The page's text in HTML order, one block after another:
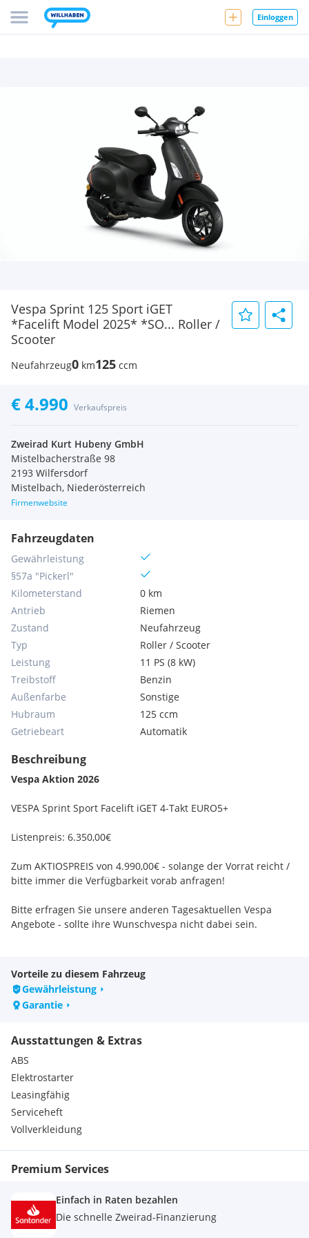
Einloggen
Vespa Sprint 125 Sport iGET
*Facelift Model 2025* *SO... Roller /
Scooter
Neufahrzeug0 km125 ccm
€ 4.990 Verkaufspreis
Zweirad Kurt Hubeny GmbH
Mistelbacherstraße 98
2193 Wilfersdorf
Mistelbach, Niederösterreich
Firmenwebsite
Fahrzeugdaten
Gewährleistung
§57a "Pickerl"
Kilometerstand
0 km
Antrieb
Riemen
Zustand
Neufahrzeug
Typ
Roller / Scooter
Leistung
11 PS (8 kW)
Treibstoff
Benzin
Außenfarbe
Sonstige
Hubraum
125 ccm
Getriebeart
Automatik
Beschreibung
Vespa Aktion 2026
VESPA Sprint Sport Facelift iGET 4-Takt EURO5+
Listenpreis: 6.350,00€
Zum AKTIOSPREIS von 4.990,00€ - solange der Vorrat reicht /
bitte immer die Verfügbarkeit vorab anfragen!
Bitte erfragen Sie unsere anderen Tagesaktuellen Vespa
Angebote - sollte ihre Wunschvespa nicht dabei sein.
Top Finanzierung
Drittel Finanzierung uvm.
Österreichweite Lieferung
zugeschnittenes Finanzierungsangebot.
vereinbaren um lange Wartezeiten zu vermeiden.
Weitere interessante Aktionen zum Saisonbeginn finden Sie
auf unserer Homepage
Vorteile zu diesem Fahrzeug
Gewährleistung
Garantie
Ausstattungen & Extras
ABS
Elektrostarter
Leasingfähig
Serviceheft
Vollverkleidung
Premium Services
Einfach in Raten bezahlen
Die schnelle Zweirad-Finanzierung